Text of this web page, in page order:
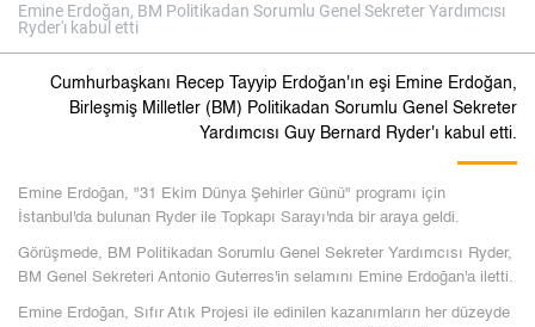
Emine Erdoğan, BM Politikadan Sorumlu Genel Sekreter Yardımcısı
Ryder'ı kabul etti
Cumhurbaşkanı Recep Tayyip Erdoğan'ın eşi Emine Erdoğan,
Birleşmiş Milletler (BM) Politikadan Sorumlu Genel Sekreter
Yardımcısı Guy Bernard Ryder'ı kabul etti.
Emine Erdoğan, "31 Ekim Dünya Şehirler Günü" programı için
İstanbul'da bulunan Ryder ile Topkapı Sarayı'nda bir araya geldi.
Görüşmede, BM Politikadan Sorumlu Genel Sekreter Yardımcısı Ryder,
BM Genel Sekreteri Antonio Guterres'in selamını Emine Erdoğan'a iletti.
Emine Erdoğan, Sıfır Atık Projesi ile edinilen kazanımların her düzeyde